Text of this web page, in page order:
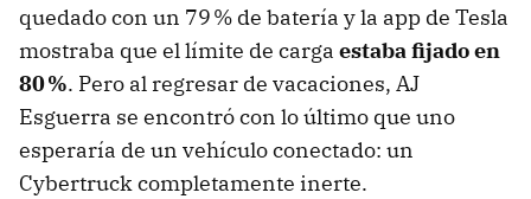
quedado con un 79 % de batería y la app de Tesla
mostraba que el límite de carga estaba fijado en
80 %. Pero al regresar de vacaciones, AJ
Esguerra se encontró con lo último que uno
esperaría de un vehículo conectado: un
Cybertruck completamente inerte.